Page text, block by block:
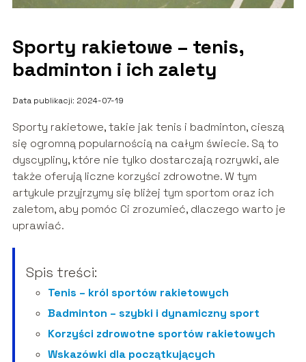
Sporty rakietowe – tenis,
badminton i ich zalety
Data publikacji: 2024-07-19
Sporty rakietowe, takie jak tenis i badminton, cieszą
się ogromną popularnością na całym świecie. Są to
dyscypliny, które nie tylko dostarczają rozrywki, ale
także oferują liczne korzyści zdrowotne. W tym
artykule przyjrzymy się bliżej tym sportom oraz ich
zaletom, aby pomóc Ci zrozumieć, dlaczego warto je
uprawiać.
Spis treści:
Tenis – król sportów rakietowych
Badminton – szybki i dynamiczny sport
Korzyści zdrowotne sportów rakietowych
Wskazówki dla początkujących